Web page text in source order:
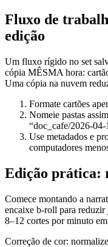
Fluxo de
edição
Um fluxo rígido no set
cópia MÊSMA hora:
Uma cópia na nuvem
Formate cartões
Nomeie pastas
“doc_cafe/2026-
Use metadados e
computadores
Edição prática:
Comece montando a
encaixe b‑roll para
8–12 cortes por minuto
Correção de cor: